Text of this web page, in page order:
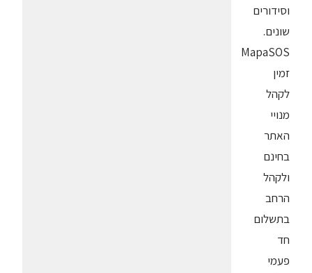
וסידורים
שונים.
MapaSOS
זמין
לקהל
מנויי
האתר
בחינם
ולקהל
הרחב
בתשלום
חד
פעמי